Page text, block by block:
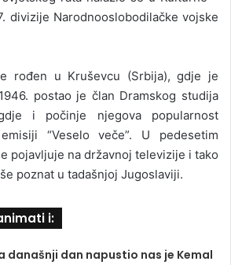
divizije Narodnooslobodilačke vojske
rođen u Kruševcu (Srbija), gdje je
postao je član Dramskog studija
i počinje njegova popularnost
“Veselo veče”. U pedesetim
pojavljuje na državnoj televizije i tako
poznat u tadašnjoj Jugoslaviji.
i:
današnji dan napustio nas je Kemal